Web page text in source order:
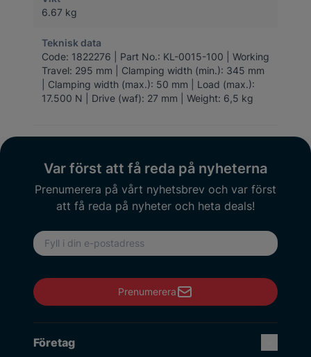
6.67 kg
Teknisk data
Code: 1822276 | Part No.: KL-0015-100 | Working
Travel: 295 mm | Clamping width (min.): 345 mm
| Clamping width (max.): 50 mm | Load (max.):
17.500 N | Drive (waf): 27 mm | Weight: 6,5 kg
Var först att få reda på nyheterna
Prenumerera på vårt nyhetsbrev och var först
att få reda på nyheter och heta deals!
E-postadress
Prenumerera
Företag